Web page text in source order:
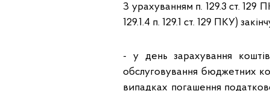
З урахуванням п. 129.3 ст. 129
129.1.4 п. 129.1 ст. 129 ПКУ)
- у день зарахування
обслуговування бюджетних
випадках погашення